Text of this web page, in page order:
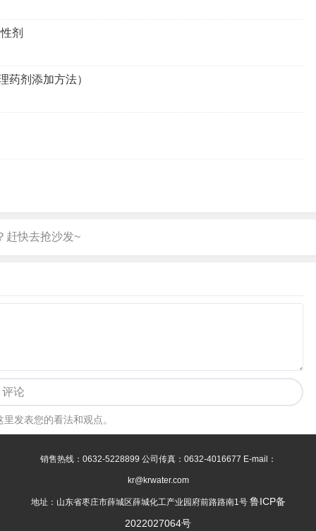
剂
药剂添加方法）
评论
发表您的看法和观点。
销售热线：0632-5228899 公司传真：0632-4016677 E-mail：
kr@krwater.com
地址：山东省枣庄市薛城区薛城化工产业园府前路路南1号 鲁ICP备
2022027064号